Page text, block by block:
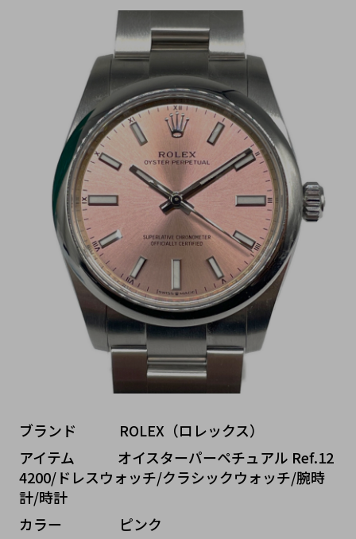
ブランド   ROLEX（ロレックス）
アイテム   オイスターパーペチュアル Ref.12
4200/ドレスウォッチ/クラシックウォッチ/腕時
計/時計
カラー    ピンク